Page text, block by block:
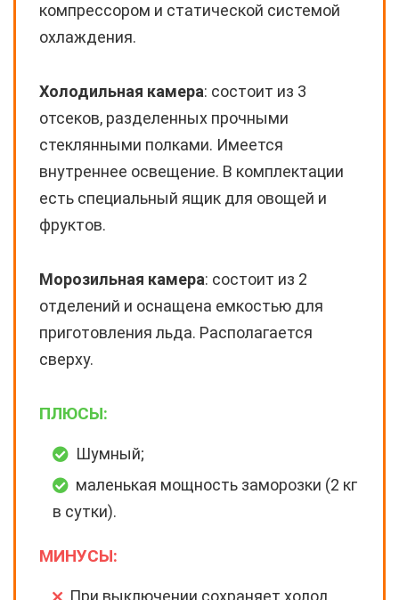
компрессором и статической системой
охлаждения.
Холодильная камера: состоит из 3
отсеков, разделенных прочными
стеклянными полками. Имеется
внутреннее освещение. В комплектации
есть специальный ящик для овощей и
фруктов.
Морозильная камера: состоит из 2
отделений и оснащена емкостью для
приготовления льда. Располагается
сверху.
ПЛЮСЫ:
Шумный;
маленькая мощность заморозки (2 кг
в сутки).
МИНУСЫ:
При выключении сохраняет холод